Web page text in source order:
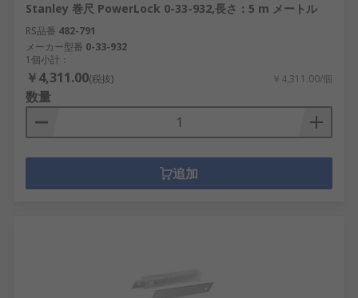
Stanley 巻尺 PowerLock 0-33-932,長さ：5 m メートル
RS品番 482-791
メーカー型番 0-33-932
1個小計：
￥4,311.00(税抜) ￥4,311.00/個
数量
追加